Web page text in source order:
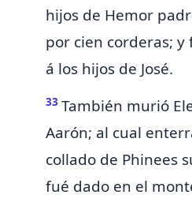
hijos de Hemor
por cien corderas; y
á los hijos de José.
33 También murió
Aarón; al cual
collado de Phinees
fué dado en el